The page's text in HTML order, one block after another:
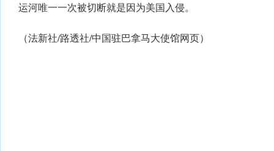
运河唯一一次被切断就是因为美国入侵。
（法新社/路透社/中国驻巴拿马大使馆网页）